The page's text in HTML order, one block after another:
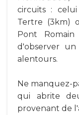
circuits :
Tertre (3km)
Pont
d'observer
alentours.
Ne manquez-
qui abrite
provenant de